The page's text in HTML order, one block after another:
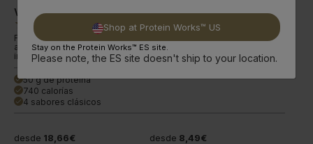
Vegan Mass Matrix 360
Fórmula de aumento de masa de
alto rendimiento con
ingredientes con ciencia.
done50 g de proteína
done 740 calorías
done 4 sabores clásicos
desde 18,66€
Shaker Metálico Dorado
(99
desde 8,49€
Shop at Protein Works™ US
Stay on the Protein Works™ ES site.
Please note, the ES site doesn't ship to your location.